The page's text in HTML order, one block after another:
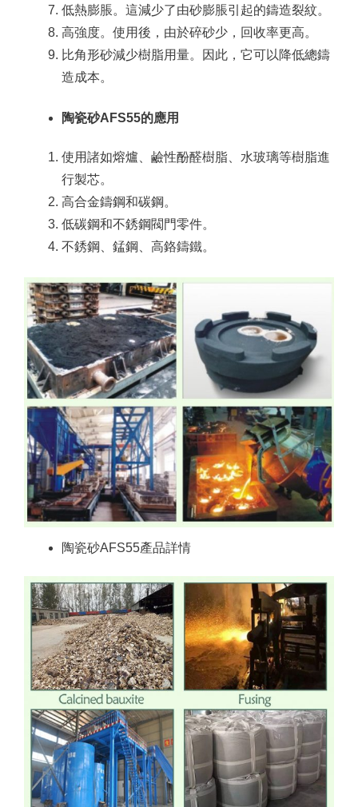
低熱膨脹。 這減少了由砂膨脹引起的鑄造裂紋。
高強度。 使用後，由於碎砂少，回收率更高。
比角形砂減少樹脂用量。
因此，它可以降低總鑄
造成本。
陶瓷砂AFS55的應用
使用諸如熔爐、鹼性酚醛樹脂、水玻璃等樹脂進
行製芯。
高合金鑄鋼和碳鋼。
低碳鋼和不銹鋼閥門零件。
不銹鋼、錳鋼、高鉻鑄鐵。
陶瓷砂AFS55產品詳情